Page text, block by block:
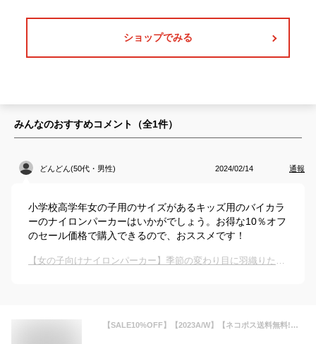
ショップでみる
みんなのおすすめコメント（全1件）
どんどん(50代・男性) 2024/02/14 通報
小学校高学年女の子用のサイズがあるキッズ用のバイカラ
ーのナイロンパーカーはいかがでしょう。お得な10％オフ
のセール価格で購入できるので、おススメです！
【女の子向けナイロンパーカー】季節の変わり目に羽織りたい薄手アウターのおすすめは？
【SALE10%OFF】【2023A/W】【ネコポス送料無料!】Make Your Day【メイク ユア デイ】フード取り外し可バイカラーフーディ【キッズ・ジュニア】サイズ 150～160cm